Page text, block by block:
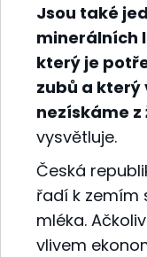
Jsou také
minerálních
který je
zubů a který
nezískáme
vysvětluje.
Česká
řadí k zemím
mléka.
vlivem